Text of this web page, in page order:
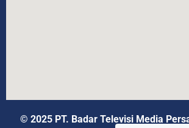
© 2025 PT. Badar Televisi Media